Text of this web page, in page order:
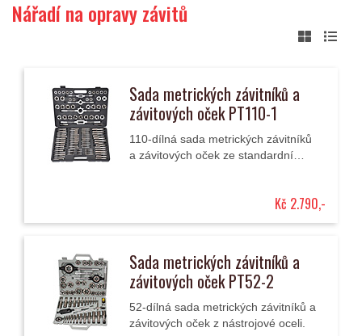
Nářadí na opravy závitů
Sada metrických závitníků a
závitových oček PT110-1
110-dílná sada metrických závitníků
a závitových oček ze standardní
Kč 2.790,-
Sada metrických závitníků a
závitových oček PT52-2
52-dílná sada metrických závitníků a
závitových oček z nástrojové oceli.